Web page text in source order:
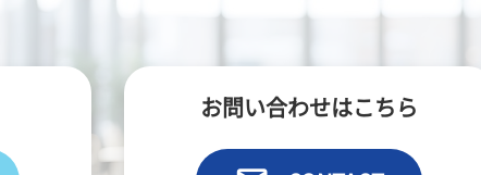
お問い合わせはこちら